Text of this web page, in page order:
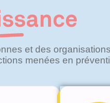
et des
menées en